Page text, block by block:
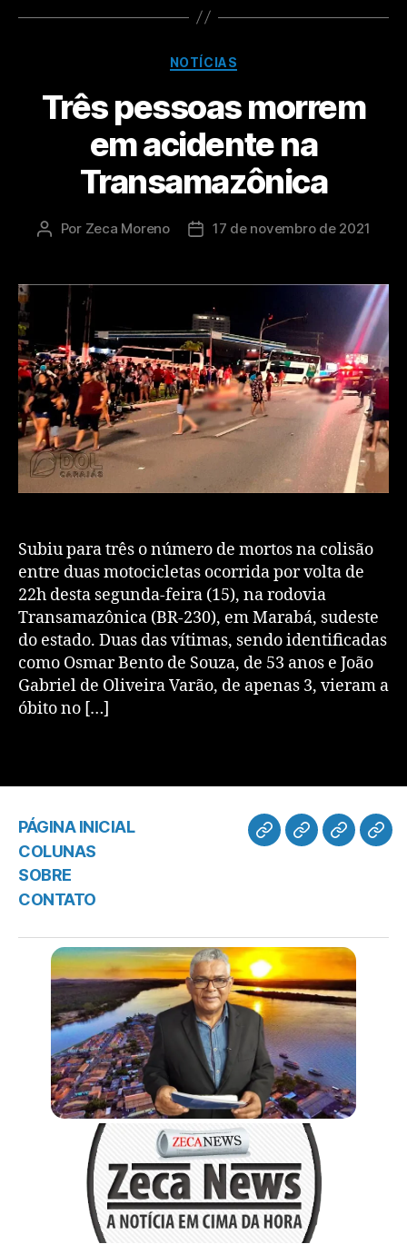
NOTÍCIAS
Três pessoas morrem
em acidente na
Transamazônica
Por Zeca Moreno 17 de novembro de 2021
Subiu para três o número de mortos na colisão
entre duas motocicletas ocorrida por volta de
22h desta segunda-feira (15), na rodovia
Transamazônica (BR-230), em Marabá, sudeste
do estado. Duas das vítimas, sendo identificadas
como Osmar Bento de Souza, de 53 anos e João
Gabriel de Oliveira Varão, de apenas 3, vieram a
óbito no […]
PÁGINA INICIAL
COLUNAS
SOBRE
CONTATO